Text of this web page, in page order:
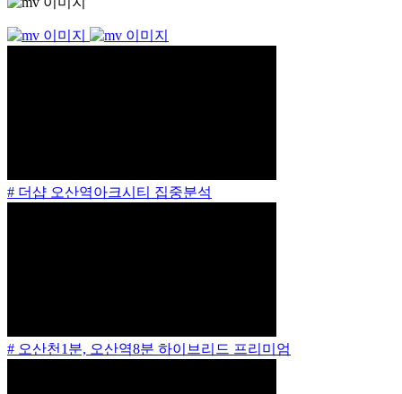
# 더샵 오산역아크시티 집중분석
# 오산천1분, 오산역8분 하이브리드 프리미엄